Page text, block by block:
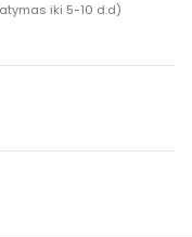
iki 5-10 d.d)